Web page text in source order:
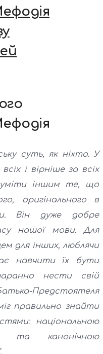
суть, як ніхто. У
і вірніше за всіх
іншим те, що
оригінального в
Він дуже добре
нашої мови. Для
для інших, люблячи
навчити їх бути
нести свій
Предстоятеля
правильно знайти
національною
та канонічною